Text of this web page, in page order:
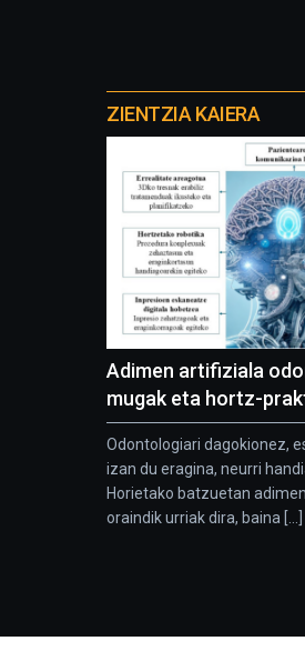
proyectos
ZIENTZIA KAIERA
Adimen artifiziala
mugak eta hortz-
Odontologiari dagokionez,
izan du eragina, neurri
Horietako batzuetan
oraindik urriak dira, baina [...]